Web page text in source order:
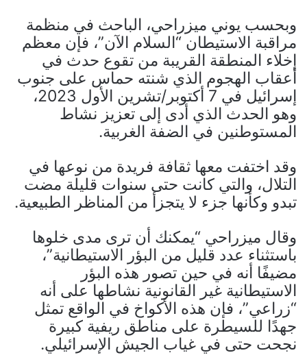
وبحسب يوني ميزراحي، الباحث في منظمة
مراقبة الاستيطان “السلام الآن”، فإن معظم
إخلاء المنطقة القريبة من تقوع حدث في
أعقاب الهجوم الذي شنته حماس على جنوب
إسرائيل في 7 أكتوبر/تشرين الأول 2023،
وهو الحدث الذي أدى إلى تعزيز نشاط
المستوطنين في الضفة الغربية.
وقد اختفت معها ثقافة فريدة من نوعها في
التلال، والتي كانت حتى سنوات قليلة مضت
تبدو وكأنها جزء لا يتجزأ من المناظر الطبيعية.
وقال ميزراحي “يمكنك أن ترى مدى خلوها
باستثناء عدد قليل من البؤر الاستيطانية”،
مضيفًا أنه في حين تصور هذه البؤر
الاستيطانية غير القانونية نشاطها على أنه
“زراعي”، فإن هذه الأكواخ في الواقع تمثل
جهدًا للسيطرة على مناطق ريفية كبيرة
نجحت حتى في غياب الجيش الإسرائيلي.